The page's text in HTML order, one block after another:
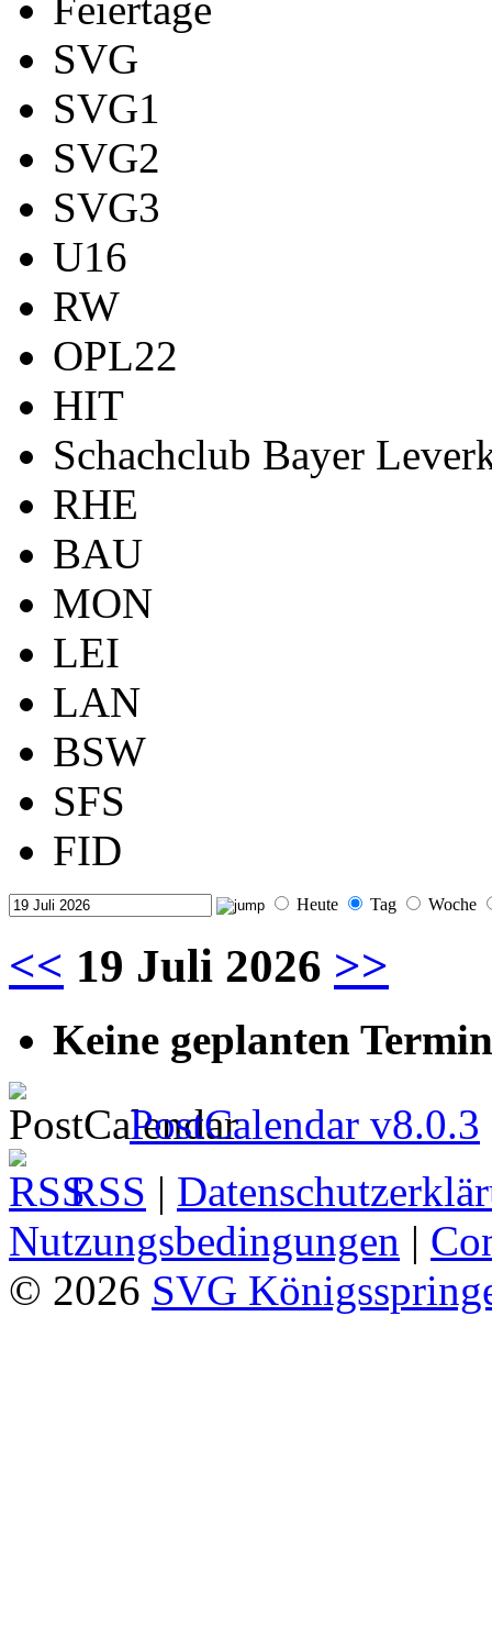
Feiertage
SVG
SVG1
SVG2
SVG3
U16
RW
OPL22
HIT
Schachclub Bayer
RHE
BAU
MON
LEI
LAN
BSW
SFS
FID
Heute Tag Woche
<< 19 Juli 2026 >>
Keine geplanten
PostCalendar v8.0.3
RSS |
Nutzungsbedingungen |
© 2026 SVG